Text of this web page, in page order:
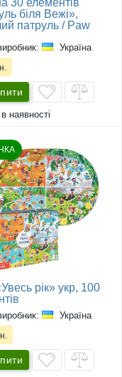
30 елементів
біля Вежі»,
патруль / Paw
Україна
наявності
рік» укр, 100
Україна